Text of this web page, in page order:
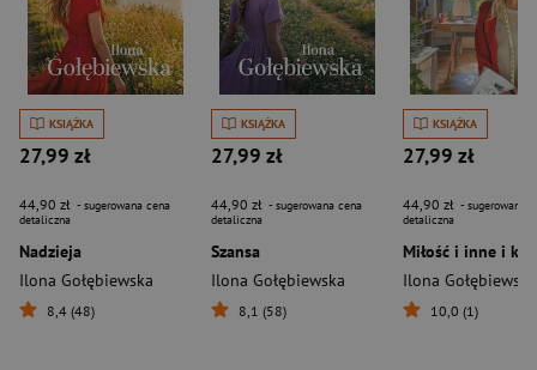
KSIĄŻKA
27,99 zł
44,90 zł - sugerowana cena
detaliczna
Nadzieja
Ilona Gołębiewska
8,4 (48)
KSIĄŻKA
27,99 zł
44,90 zł - sugerowana cena
detaliczna
Szansa
Ilona Gołębiewska
8,1 (58)
KSIĄŻKA
27,99 zł
44,90 zł - sugerowana
detaliczna
Miłość i inne i
Ilona Gołębiewska
10,0 (1)